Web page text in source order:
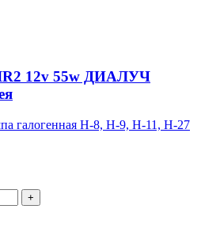
12v 55w ДИАЛУЧ
галогенная Н-8, Н-9, Н-11, Н-27